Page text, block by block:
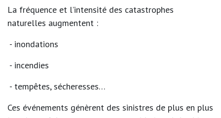
La fréquence et l’intensité des catastrophes
naturelles augmentent :
- inondations
- incendies
- tempêtes, sécheresses…
Ces événements génèrent des sinistres de plus en plus